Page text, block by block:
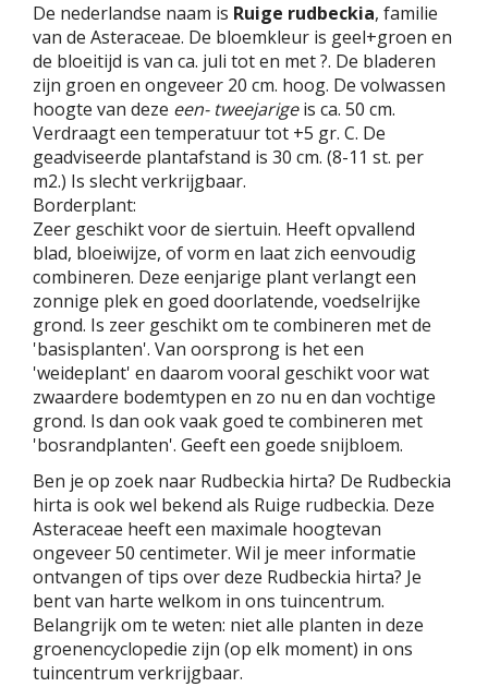
De nederlandse naam is Ruige rudbeckia, familie
van de Asteraceae. De bloemkleur is geel+groen en
de bloeitijd is van ca. juli tot en met ?. De bladeren
zijn groen en ongeveer 20 cm. hoog. De volwassen
hoogte van deze een- tweejarigeis ca. 50 cm.
Verdraagt een temperatuur tot +5 gr. C. De
geadviseerde plantafstand is 30 cm. (8-11 st. per
m2.) Is slecht verkrijgbaar.
Borderplant:
Zeer geschikt voor de siertuin. Heeft opvallend
blad, bloeiwijze, of vorm en laat zich eenvoudig
combineren. Deze eenjarige plant verlangt een
zonnige plek en goed doorlatende, voedselrijke
grond. Is zeer geschikt om te combineren met de
'basisplanten'. Van oorsprong is het een
'weideplant' en daarom vooral geschikt voor wat
zwaardere bodemtypen en zo nu en dan vochtige
grond. Is dan ook vaak goed te combineren met
'bosrandplanten'. Geeft een goede snijbloem.
Ben je op zoek naar Rudbeckia hirta? De Rudbeckia
hirta is ook wel bekend als Ruige rudbeckia. Deze
Asteraceae heeft een maximale hoogtevan
ongeveer 50 centimeter. Wil je meer informatie
ontvangen of tips over deze Rudbeckia hirta? Je
bent van harte welkom in ons tuincentrum.
Belangrijk om te weten: niet alle planten in deze
groenencyclopedie zijn (op elk moment) in ons
tuincentrum verkrijgbaar.